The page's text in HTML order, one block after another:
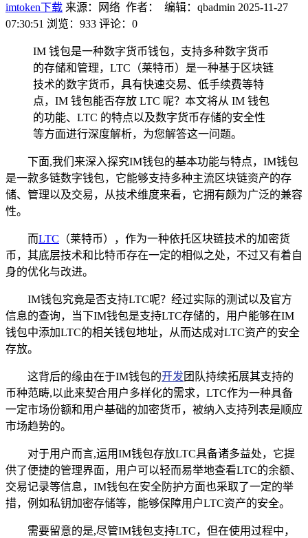
imtoken下载 来源：网络 作者： 编辑：qbadmin 2025-11-27
07:30:51 浏览：933 评论：0
IM 钱包是一种数字货币钱包，支持多种数字货币
的存储和管理，LTC（莱特币）是一种基于区块链
技术的数字货币，具有快速交易、低手续费等特
点，IM 钱包能否存放 LTC 呢？本文将从 IM 钱包
的功能、LTC 的特点以及数字货币存储的安全性
等方面进行深度解析，为您解答这一问题。
下面,我们来深入探究IM钱包的基本功能与特点，IM钱包
是一款多链数字钱包，它能够支持多种主流区块链资产的存
储、管理以及交易，从技术维度来看，它拥有颇为广泛的兼容
性。
而LTC （莱特币），作为一种依托区块链技术的加密货
币，其底层技术和比特币存在一定的相似之处，不过又有着自
身的优化与改进。
IM钱包究竟是否支持LTC呢？经过实际的测试以及官方
信息的查询，当下IM钱包是支持LTC存储的，用户能够在IM
钱包中添加LTC的相关钱包地址，从而达成对LTC资产的安全
存放。
这背后的缘由在于IM钱包的开发 团队持续拓展其支持的
币种范畴,以此来契合用户多样化的需求，LTC作为一种具备
一定市场份额和用户基础的加密货币，被纳入支持列表是顺应
市场趋势的。
对于用户而言,运用IM钱包存放LTC具备诸多益处，它提
供了便捷的管理界面，用户可以轻而易举地查看LTC的余额、
交易记录等信息，IM钱包在安全防护方面也采取了一定的举
措，例如私钥加密存储等，能够保障用户LTC资产的安全。
需要留意的是,尽管IM钱包支持LTC，但在使用过程中，